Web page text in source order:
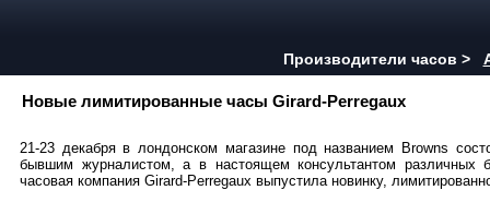
Производители часов >
Новые лимитированные часы Girard-Perregaux
21-23 декабря в лондонском магазине под названием Browns
бывшим журналистом, а в настоящем консультантом
часовая компания Girard-Perregaux выпустила новинку,